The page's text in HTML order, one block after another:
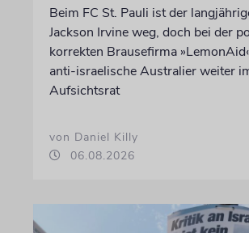
Beim FC St. Pauli ist der
Jackson Irvine weg, doch bei der
korrekten Brausefirma
anti-israelische Australier weiter
Aufsichtsrat
von Daniel Killy
06.08.2026